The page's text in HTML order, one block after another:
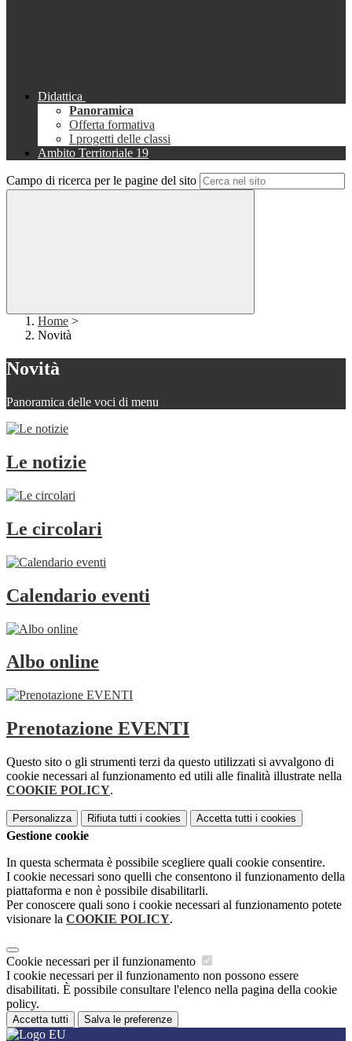
Didattica
Panoramica
Offerta formativa
I progetti delle classi
Ambito Territoriale 19
Campo di ricerca per le pagine del sito
Home >
Novità
Novità
Panoramica delle voci di menu
Le notizie
Le circolari
Calendario eventi
Albo online
Prenotazione EVENTI
Questo sito o gli strumenti terzi da questo utilizzati si avvalgono di
cookie necessari al funzionamento ed utili alle finalità illustrate nella
COOKIE POLICY.
Personalizza Rifiuta tutti i cookies Accetta tutti i cookies
Gestione cookie
In questa schermata è possibile scegliere quali cookie consentire.
I cookie necessari sono quelli che consentono il funzionamento della
piattaforma e non è possibile disabilitarli.
Per conoscere quali sono i cookie necessari al funzionamento potete
visionare la COOKIE POLICY.
Cookie necessari per il funzionamento
I cookie necessari per il funzionamento non possono essere
disabilitati. È possibile consultare l'elenco nella pagina della cookie
policy.
Accetta tutti Salva le preferenze